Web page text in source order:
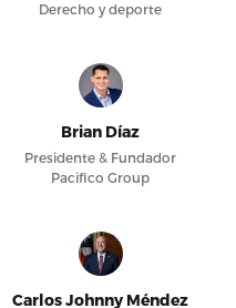
Derecho y deporte
Brian Díaz
Presidente & Fundador
Pacifico Group
Carlos Johnny Méndez